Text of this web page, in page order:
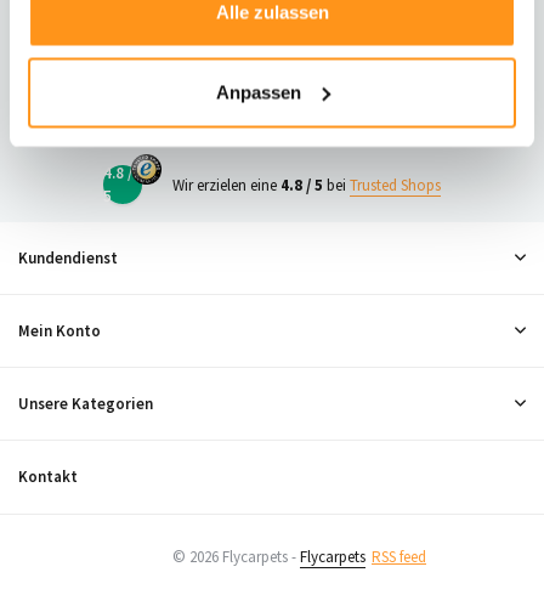
Alle zulassen
Anpassen
Telefonischer Kontakt
23
4.8 /
5
Wir erzielen eine 4.8 / 5 bei Trusted Shops
Kundendienst
Mein Konto
Unsere Kategorien
Kontakt
© 2026 Flycarpets -Flycarpets RSS feed